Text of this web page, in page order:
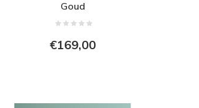
Goud
€169,00